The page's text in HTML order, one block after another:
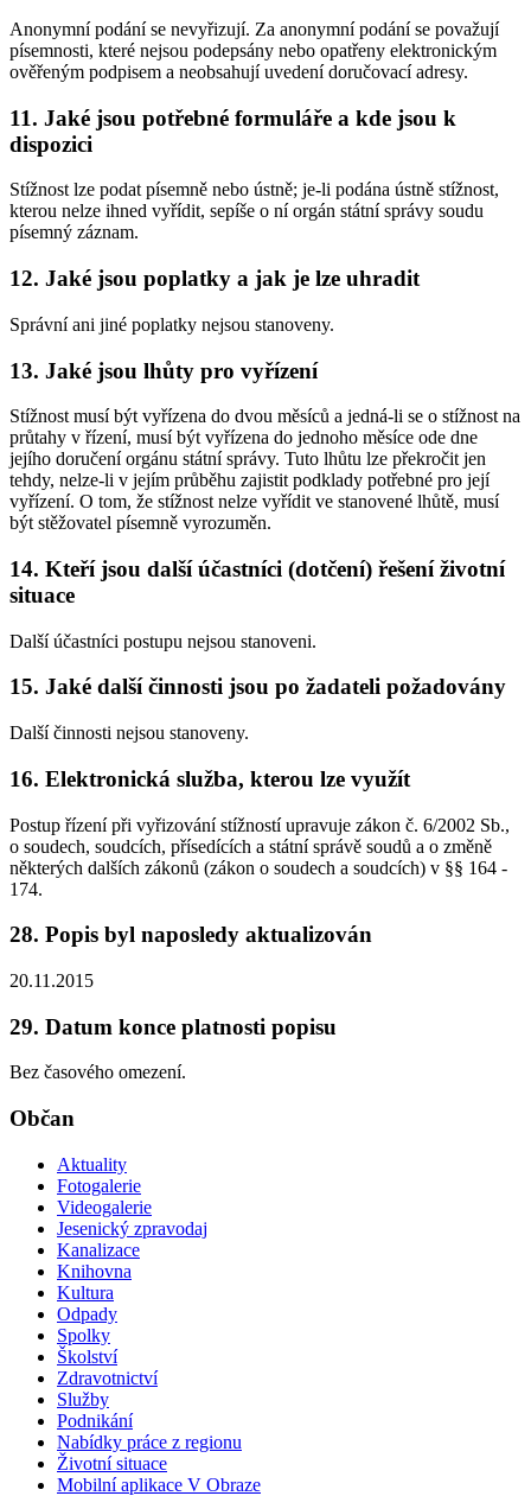
Anonymní podání se nevyřizují. Za anonymní podání se považují
písemnosti, které nejsou podepsány nebo opatřeny elektronickým
ověřeným podpisem a neobsahují uvedení doručovací adresy.
11. Jaké jsou potřebné formuláře a kde jsou k
dispozici
Stížnost lze podat písemně nebo ústně; je-li podána ústně stížnost,
kterou nelze ihned vyřídit, sepíše o ní orgán státní správy soudu
písemný záznam.
12. Jaké jsou poplatky a jak je lze uhradit
Správní ani jiné poplatky nejsou stanoveny.
13. Jaké jsou lhůty pro vyřízení
Stížnost musí být vyřízena do dvou měsíců a jedná-li se o stížnost na
průtahy v řízení, musí být vyřízena do jednoho měsíce ode dne
jejího doručení orgánu státní správy. Tuto lhůtu lze překročit jen
tehdy, nelze-li v jejím průběhu zajistit podklady potřebné pro její
vyřízení. O tom, že stížnost nelze vyřídit ve stanovené lhůtě, musí
být stěžovatel písemně vyrozuměn.
14. Kteří jsou další účastníci (dotčení) řešení životní
situace
Další účastníci postupu nejsou stanoveni.
15. Jaké další činnosti jsou po žadateli požadovány
Další činnosti nejsou stanoveny.
16. Elektronická služba, kterou lze využít
Postup řízení při vyřizování stížností upravuje zákon č. 6/2002 Sb.,
o soudech, soudcích, přísedících a státní správě soudů a o změně
některých dalších zákonů (zákon o soudech a soudcích) v §§ 164 -
174.
28. Popis byl naposledy aktualizován
20.11.2015
29. Datum konce platnosti popisu
Bez časového omezení.
Občan
Aktuality
Fotogalerie
Videogalerie
Jesenický zpravodaj
Kanalizace
Knihovna
Kultura
Odpady
Spolky
Školství
Zdravotnictví
Služby
Podnikání
Nabídky práce z regionu
Životní situace
Mobilní aplikace V Obraze